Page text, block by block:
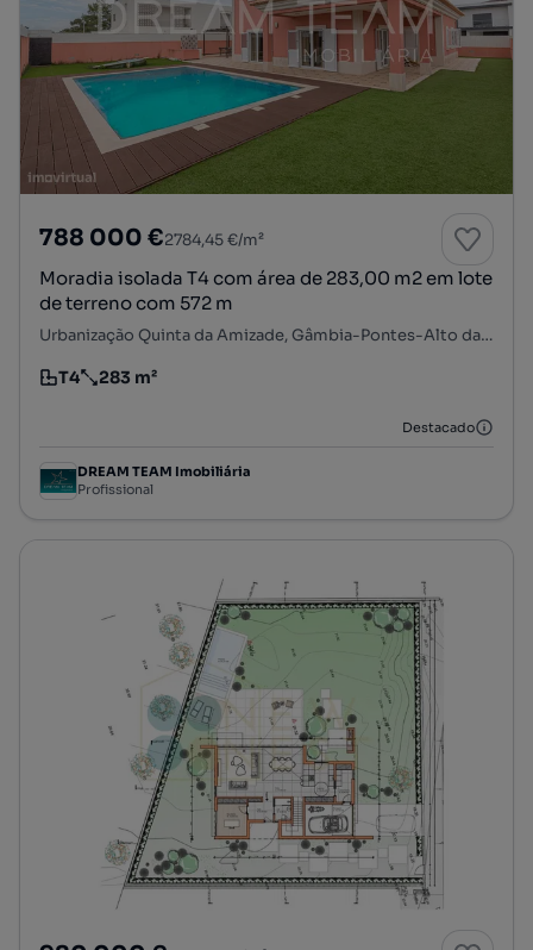
788 000 €2784,45 €/m²
Moradia isolada T4 com área de 283,00 m2 em lote
de terreno com 572 m
Urbanização Quinta da Amizade, Gâmbia-Pontes-Alto da Guerra, Setúbal, Setúbal
Tipologia
T4
Preço por metro quadrado
283 m²
Destacado
DREAM TEAM Imobiliária
Profissional